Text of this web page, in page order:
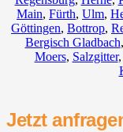
Main, Fürth, Ulm,
Göttingen, Bottrop,
Bergisch Gladbach,
Moers, Salzgitter,
Jetzt